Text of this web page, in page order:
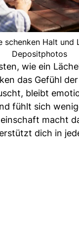
schenken Halt und
Depositphotos
wie ein
das Gefühl
bleibt
fühlt sich
macht
dich in